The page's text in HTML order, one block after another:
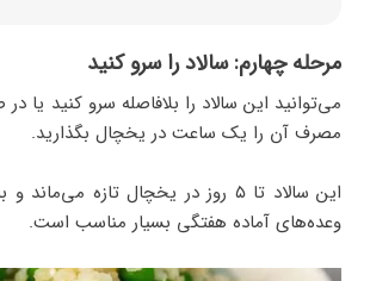
مرحله چهارم: سالاد را سرو کنید
می‌توانید این سالاد را بلافاصله سرو کنید یا
مصرف آن را یک ساعت در یخچال بگذارید.
این سالاد تا ۵ روز در یخچال تازه
وعده‌های آماده هفتگی بسیار مناسب است.